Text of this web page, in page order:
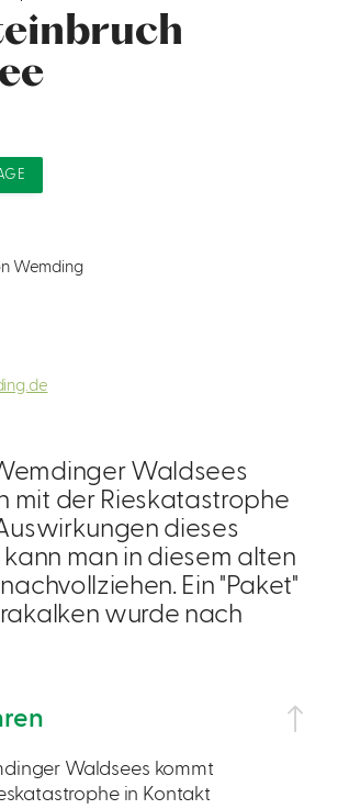
Waldsees
mit der Rieskatastrophe
dieses
kann man in diesem alten
Ein "Paket"
wurde nach
Waldsees kommt
in Kontakt
Wemding